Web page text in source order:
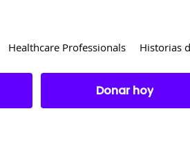
Donar hoy
Healthcare Professionals Historias